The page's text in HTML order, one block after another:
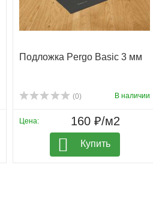
Подложка Pergo Basic 3 мм
(0) В наличии
Цена: 160 ₽/м2
Купить